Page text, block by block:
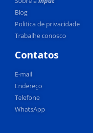
Blog
Politica de privacidade
Trabalhe conosco
Contatos
E-mail
Endereço
Telefone
WhatsApp